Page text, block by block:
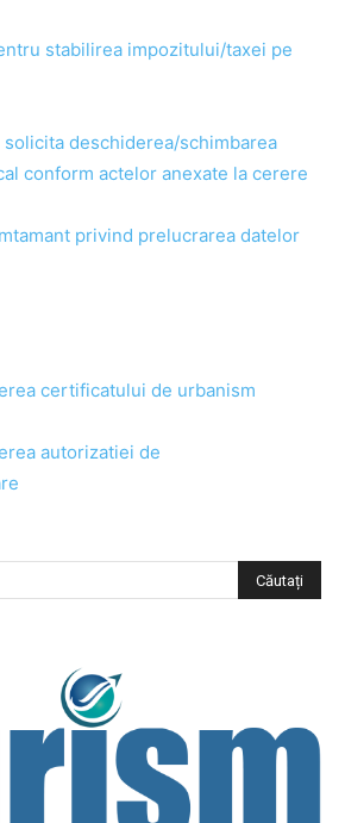
stabilirea impozitului/taxei pe
deschiderea/schimbarea
conform actelor anexate la cerere
privind prelucrarea datelor
certificatului de urbanism
autorizatiei de